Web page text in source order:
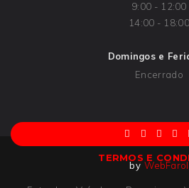
9:00 - 12:00
14:00 - 18:00
Domingos e
Encerrado
TERMOS E
byWebFarol